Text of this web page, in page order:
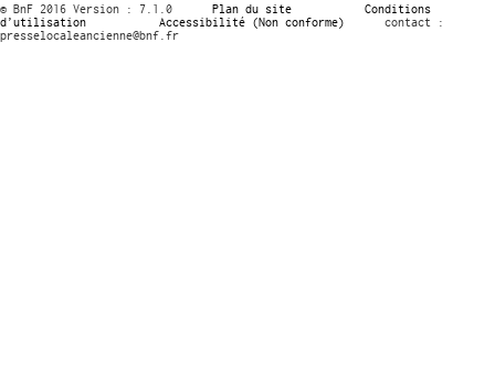
© BnF 2016 Version : 7.1.0 Plan du site
Conditions
d’utilisation
Accessibilité (Non conforme)
contact :
presselocaleancienne@bnf.fr